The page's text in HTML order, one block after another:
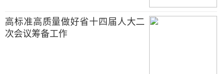
高标准高质量做好省十四届人大二
次会议筹备工作